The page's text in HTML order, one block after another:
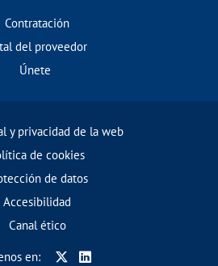
Contratación
del proveedor
Únete
y privacidad de la web
de cookies
de datos
Accesibilidad
Canal ético
en: